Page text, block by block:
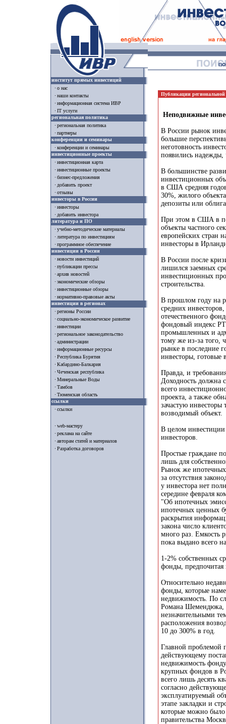
институт прямых инвестиций
о нас
наши контакты
информационная система ИВР
IT услуги
региональная политика
региональная политика
партнеры
конференции и семинары
конференции и семинары
инвестиционные проекты
инвестиционная карта
инвестиционные проекты
бизнес-предложения
добавить проект
отзывы
инвесторы в России
инвесторы
добавить инвестора
литература и ПО
учебно-методические материалы
литература по инвестициям
программное обеспечение
инвестиции в России
новости инвестиций
публикации прессы
архив новостей
экономические обзоры
инвестиционные обзоры
нормативно-правовые акты
инвестиции в регионах
регионы России
социально-экономическое развитие
инвестиции
региональное законодательство
администрации
информационные ресурсы
Республика Бурятия
Кабардино-Балкария
Чеченская республика
Минеральные Воды
Тамбов
Тюменская область
ссылки
ссылки
web-мастеру
реклама на сайте
авторам статей и материалов
Разработка договоров
Публикации региональной
Неподвижные
В России рынок
большие
неготовность
появились надежды,
В большинстве
инвестиционных
в США средняя
30%, жилого
депозиты или
При этом в США в
объекты частного
европейских стран
инвесторы в
В России после
лишился заемных
инвестиционных
строительства.
В прошлом году на
средних
отечественного
фондовый индекс
промышленных и
тому же из-за того,
рынке в последние
инвесторы, готовые
Правда, и
Доходность должна
всего
проекта, а также
зачастую инвесторы
возводимый объект.
В целом инвестиции
инвесторов.
Простые граждане
лишь для
Рынок же ипотечных
за отсутствия
у инвестора нет
середине февраля
"Об ипотечных
ипотечных ценных
раскрытия
закона число
много раз. Емкость
пока выдано всего
1-2% собственных
фонды, предпочитая
Относительно
фонды, которые
недвижимость. По
Романа Шемендюка,
незначительными
расположения
10 до 300% в год.
Главной проблемой
действующему
недвижимость
крупных фондов в
всего лишь десять
согласно
эксплуатируемый
этапе закладки и
которые можно было
правительства